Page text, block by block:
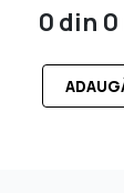
0 din